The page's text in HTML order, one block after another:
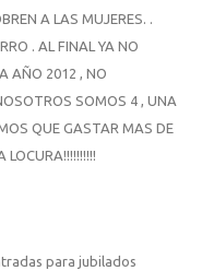
A LAS MUJERES. .
. AL FINAL YA NO
AÑO 2012 , NO
SOMOS 4 , UNA
QUE GASTAR MAS DE
para jubilados